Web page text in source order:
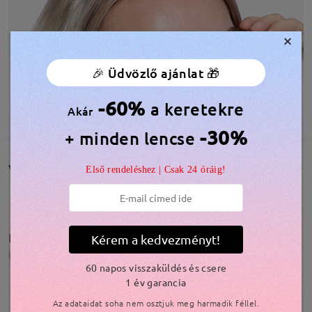
TOVÁBBIAK MEGJELENÍTÉSE
Vásárlói vélemények(1253)
Received
by Emma MitchellonAug 7 , 2026
×
🎉 Üdvözlő ajánlat 🎁
Akár -60% a keretekre
+ minden lencse -30%
Első rendeléshez | Csak 24 óráig!
Kérem a kedvezményt!
60 napos visszaküldés és csere
1 év garancia
Az adataidat soha nem osztjuk meg harmadik féllel.